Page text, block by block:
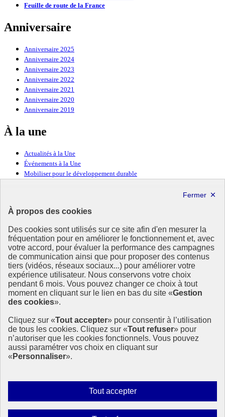
À propos des cookies
Des cookies sont utilisés sur ce site afin d'en mesurer la
fréquentation pour en améliorer le fonctionnement et, avec
votre accord, pour évaluer la performance des campagnes
de communication ainsi que pour proposer des contenus
tiers (vidéos, réseaux sociaux...) pour améliorer votre
expérience utilisateur. Nous conservons votre choix
pendant 6 mois. Vous pouvez changer ce choix à tout
moment en cliquant sur le lien en bas du site «Gestion
des cookies».
Cliquez sur «Tout accepter» pour consentir à l’utilisation
de tous les cookies. Cliquez sur «Tout refuser» pour
n’autoriser que les cookies fonctionnels. Vous pouvez
aussi paramétrer vos choix en cliquant sur
« Personnaliser».
Tout accepterAutoriser
tous
Feuille de route de la France
Anniversaire
Anniversaire 2025
Anniversaire 2024
Anniversaire 2023
Anniversaire 2022
Anniversaire 2021
Anniversaire 2020
Anniversaire 2019
À la une
Actualités à la Une
Événements à la Une
Mobiliser pour le développement durable
Ressources
Ressources
La Méth’ODD
Gouvernement
Ce site propose l’information de référence concernant l’Agenda
2030 et la feuille de route de la France. Il valorise la mobilisation de
tous les acteurs.
info.gouv.fr- ouvre une nouvelle fenêtre
service-public.fr - ouvre une nouvelle fenêtre
legifrance.gouv.fr- ouvre une nouvelle fenêtre
data.gouv.fr- ouvre une nouvelle fenêtre
Plan du site
Mentions légales